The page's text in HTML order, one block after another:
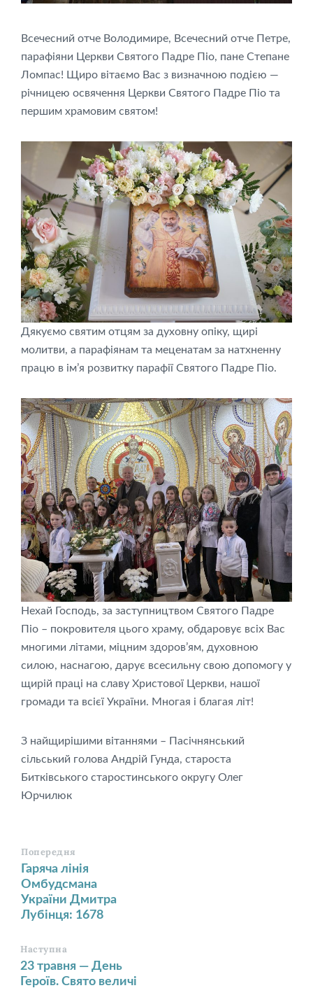
Всечесний отче Володимире, Всечесний отче Петре,
парафіяни Церкви Святого Падре Піо, пане Степане
Ломпас! Щиро вітаємо Вас з визначною подією —
річницею освячення Церкви Святого Падре Піо та
першим храмовим святом!
Дякуємо святим отцям за духовну опіку, щирі
молитви, а парафіянам та меценатам за натхненну
працю в ім’я розвитку парафії Святого Падре Піо.
Нехай Господь, за заступництвом Святого Падре
Піо – покровителя цього храму, обдаровує всіх Вас
многими літами, міцним здоров’ям, духовною
силою, наснагою, дарує всесильну свою допомогу у
щирій праці на славу Христової Церкви, нашої
громади та всієї України. Многая і благая літ!
З найщирішими вітаннями – Пасічнянський
сільський голова Андрій Гунда, староста
Битківського старостинського округу Олег
Юрчилюк
Попередня
Гаряча лінія
Омбудсмана
України Дмитра
Лубінця: 1678
Наступна
23 травня — День
Героїв. Свято величі